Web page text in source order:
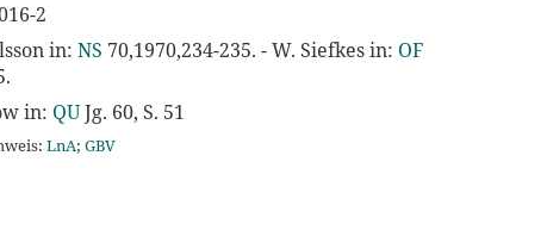
2
in: NS 70,1970,234-235. - W. Siefkes in: OF
in: QUJg. 60, S. 51
LnA; GBV